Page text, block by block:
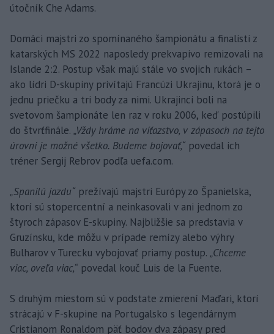
útočník Che Adams.
Domáci majstri zo spomínaného šampionátu a finalisti z
katarských MS 2022 naposledy prekvapivo remizovali na
Islande 2:2. Postup však majú stále vo svojich rukách –
ako lídri D-skupiny privítajú Francúzi Ukrajinu, ktorá je o
jednu priečku a tri body za nimi. Ukrajinci boli na
svetovom šampionáte len raz v roku 2006, keď postúpili
do štvrťfinále. „Vždy hráme na víťazstvo, v zápasoch na tejto
úrovni je možné všetko. Budeme bojovať,“ povedal ich
tréner Sergij Rebrov podľa uefa.com.
„Spanilú jazdu“ prežívajú majstri Európy zo Španielska,
ktorí sú stopercentní a neinkasovali v ani jednom zo
štyroch zápasov E-skupiny. Najbližšie sa predstavia v
Gruzínsku, kde môžu v prípade remízy alebo výhry
Bulharov v Turecku vybojovať priamy postup. „Chceme
viac, oveľa viac,“ povedal kouč Luis de la Fuente.
S druhým miestom sú v podstate zmierení Maďari, ktorí
strácajú v F-skupine na Portugalsko s legendárnym
Cristianom Ronaldom päť bodov dva zápasy pred